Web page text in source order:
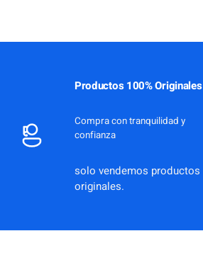
Productos 100% Originales
Compra con tranquilidad y
confianza
solo vendemos productos
originales.